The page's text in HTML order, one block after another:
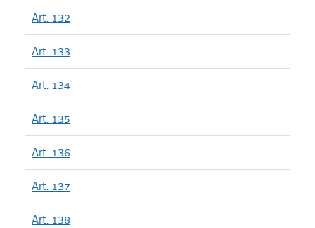
Art. 132
Art. 133
Art. 134
Art. 135
Art. 136
Art. 137
Art. 138